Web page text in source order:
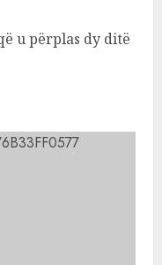
u përplas dy ditë